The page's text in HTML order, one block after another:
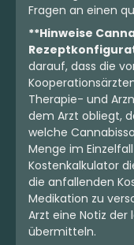
Fragen an einen
**Hinweise
darauf, dass die
Therapie- und
dem Arzt obliegt,
welche
Menge im
Kostenkalkulator
die anfallenden
Medikation zu
Arzt eine Notiz der
übermitteln.